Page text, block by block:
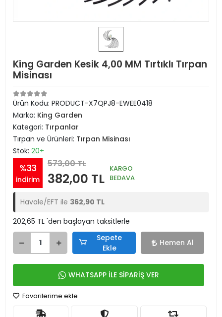
King Garden Kesik 4,00 MM Tırtıklı Tırpan
Misinası
Ürün Kodu: PRODUCT-X7QPJ8-EWEE0418
Marka: King Garden
Kategori: Tırpanlar
Tırpan ve Ürünleri: Tırpan Misinası
Stok: 20+
%33
indirim
573,00 TL
382,00 TL
KARGO
BEDAVA
Havale/EFT ile 362,90 TL
202,65 TL 'den başlayan taksitlerle
Sepete
Ekle
Hemen Al
WHATSAPP İLE SİPARİŞ VER
Favorilerime ekle